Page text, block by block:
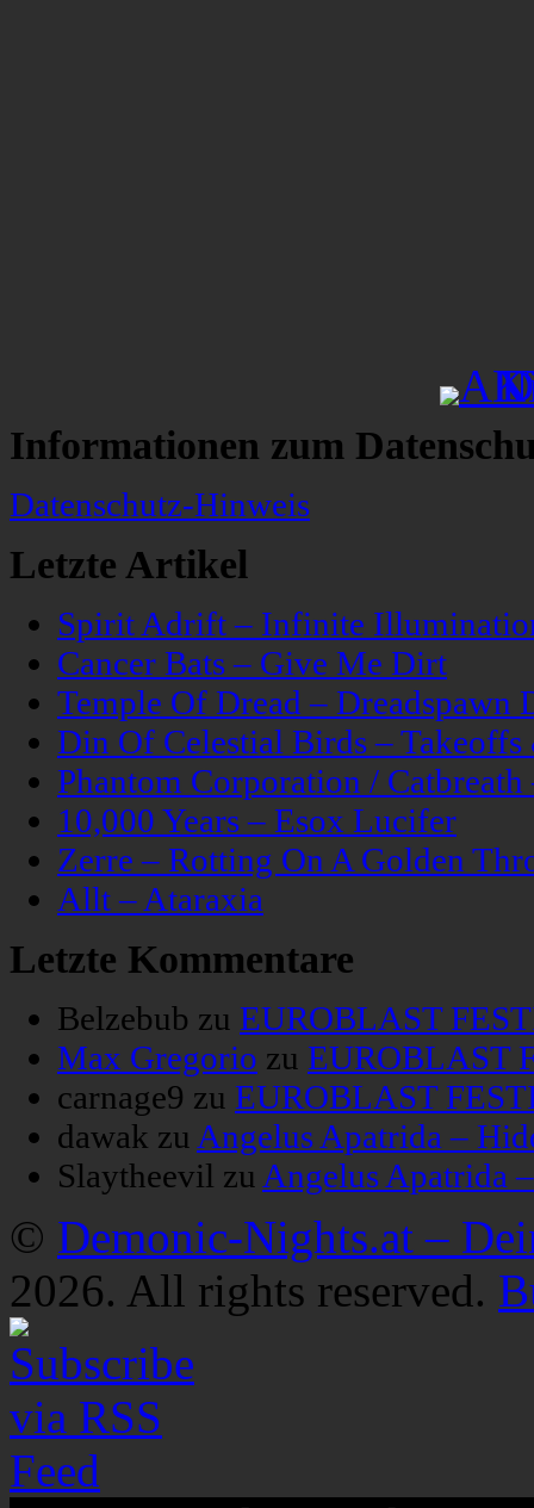
Informationen zum
Datenschutz-Hinweis
Letzte Artikel
Spirit Adrift – Infinite
Cancer Bats – Give Me Dirt
Temple Of Dread – Dreadspawn
Din Of Celestial Birds –
Phantom Corporation /
10,000 Years – Esox Lucifer
Zerre – Rotting On A Golden
Allt – Ataraxia
Letzte Kommentare
Belzebub zu EUROBLAST
Max Gregorio zu EUROBLAST
carnage9 zu EUROBLAST
dawak zu Angelus Apatrida –
Slaytheevil zu Angelus Apatrida
© Demonic-Nights.at –
2026. All rights reserved.